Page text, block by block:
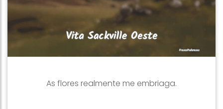
As flores realmente me embriaga.